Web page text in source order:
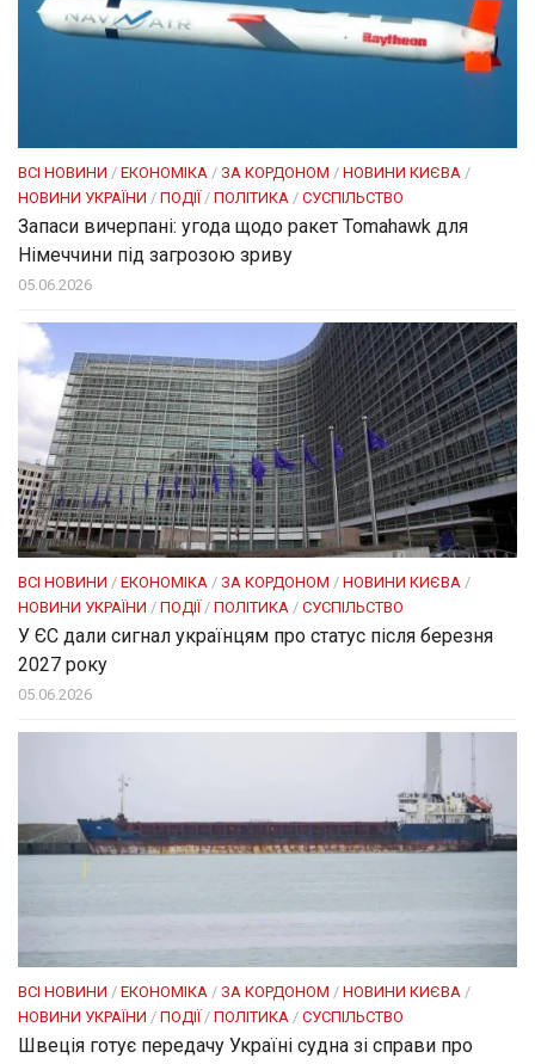
ВСІ НОВИНИ / ЕКОНОМІКА / ЗА КОРДОНОМ / НОВИНИ КИЄВА /
НОВИНИ УКРАЇНИ / ПОДІЇ / ПОЛІТИКА / СУСПІЛЬСТВО
Запаси вичерпані: угода щодо ракет Tomahawk для
Німеччини під загрозою зриву
05.06.2026
ВСІ НОВИНИ / ЕКОНОМІКА / ЗА КОРДОНОМ / НОВИНИ КИЄВА /
НОВИНИ УКРАЇНИ / ПОДІЇ / ПОЛІТИКА / СУСПІЛЬСТВО
У ЄС дали сигнал українцям про статус після березня
2027 року
05.06.2026
ВСІ НОВИНИ / ЕКОНОМІКА / ЗА КОРДОНОМ / НОВИНИ КИЄВА /
НОВИНИ УКРАЇНИ / ПОДІЇ / ПОЛІТИКА / СУСПІЛЬСТВО
Швеція готує передачу Україні судна зі справи про